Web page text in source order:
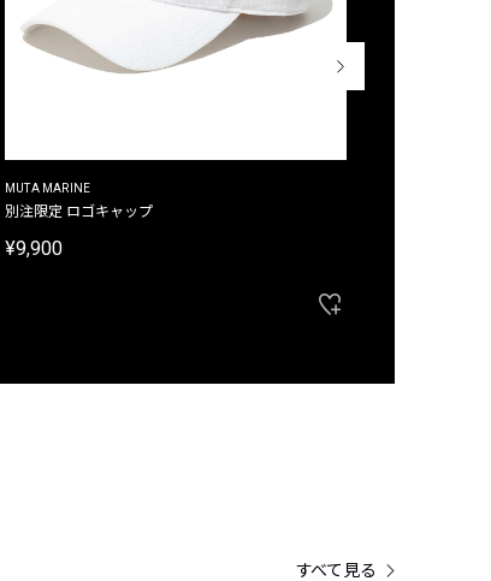
MUTA MARINE
別注限定 ロゴキャップ
¥9,900
すべて見る